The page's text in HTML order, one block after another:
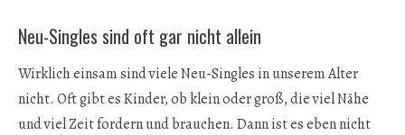
Neu-Singles sind oft gar nicht allein
Wirklich einsam sind viele Neu-Singles in unserem Alter
nicht. Oft gibt es Kinder, ob klein oder groß, die viel Nähe
und viel Zeit fordern und brauchen. Dann ist es eben nicht